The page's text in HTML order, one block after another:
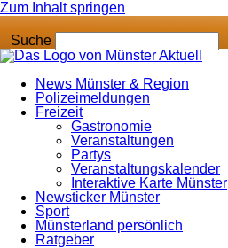
Zum Inhalt springen
Suche
News Münster & Region
Polizeimeldungen
Freizeit
Gastronomie
Veranstaltungen
Partys
Veranstaltungskalender
Interaktive Karte Münster
Newsticker Münster
Sport
Münsterland persönlich
Ratgeber